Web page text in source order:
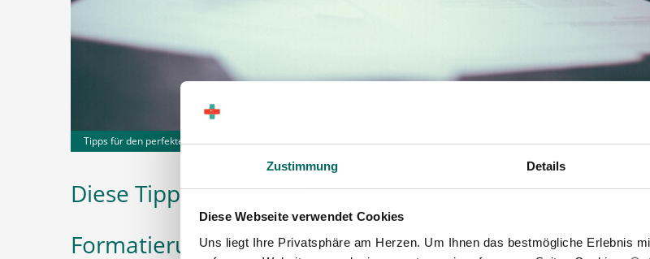
Zustimmung Details
Diese Webseite verwendet Cookies
Uns liegt Ihre Privatsphäre am Herzen. Um Ihnen das bestmögliche Erlebnis
Tipps für den perfekten Lebenslauf - CC0, pexels.com
Diese Tipps helfen:
Formatierung